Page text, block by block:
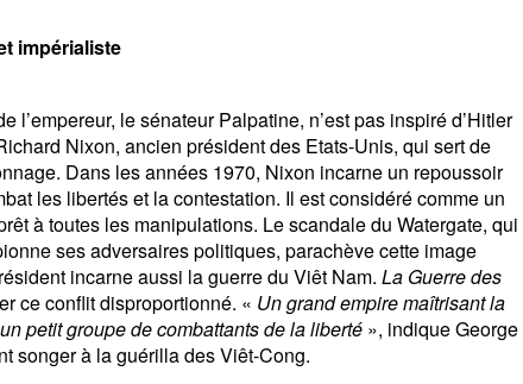
impérialiste
l’empereur, le sénateur Palpatine, n’est pas inspiré d’Hitler
Nixon, ancien président des Etats-Unis, qui sert de
Dans les années 1970, Nixon incarne un repoussoir
les libertés et la contestation. Il est considéré comme un
à toutes les manipulations. Le scandale du Watergate, qui
ses adversaires politiques, parachève cette image
incarne aussi la guerre du Viêt Nam. La Guerre des
ce conflit disproportionné. « Un grand empire maîtrisant la
petit groupe de combattants de la liberté », indique George
songer à la guérilla des Viêt-Cong.